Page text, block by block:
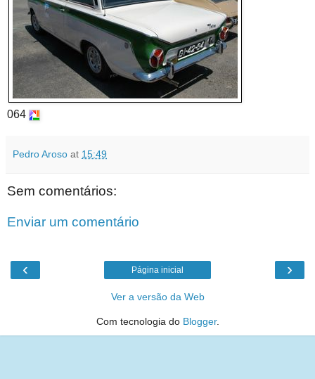
064
Pedro Aroso at 15:49
Sem comentários:
Enviar um comentário
‹ ›
Página inicial
Ver a versão da Web
Com tecnologia do Blogger.